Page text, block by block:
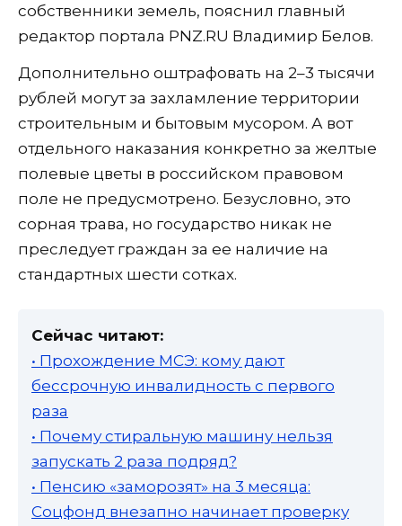
собственники земель, пояснил главный
редактор портала PNZ.RU Владимир Белов.
Дополнительно оштрафовать на 2–3 тысячи
рублей могут за захламление территории
строительным и бытовым мусором. А вот
отдельного наказания конкретно за желтые
полевые цветы в российском правовом
поле не предусмотрено. Безусловно, это
сорная трава, но государство никак не
преследует граждан за ее наличие на
стандартных шести сотках.
Сейчас читают:
• Прохождение МСЭ: кому дают
бессрочную инвалидность с первого
раза
• Почему стиральную машину нельзя
запускать 2 раза подряд?
• Пенсию «заморозят» на 3 месяца:
Соцфонд внезапно начинает проверку